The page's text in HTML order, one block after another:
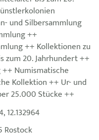
und Silbersammlung
++
++ Kollektionen zu
zum 20. Jahrhundert ++
Numismatische
Kollektion ++ Ur- und
25.000 Stücke ++
12.132964
Rostock